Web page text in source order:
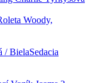
Woody,
Sedacia